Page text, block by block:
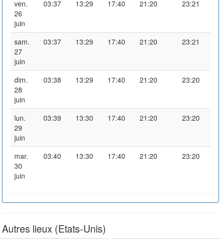
ven.
26
juin
03:37 13:29 17:40 21:20 23:21
sam.
27
juin
03:37 13:29 17:40 21:20 23:21
dim.
28
juin
03:38 13:29 17:40 21:20 23:20
lun.
29
juin
03:39 13:30 17:40 21:20 23:20
mar.
30
juin
03:40 13:30 17:40 21:20 23:20
Autres lieux (Etats-Unis)